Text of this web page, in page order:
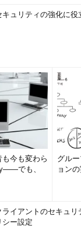
キュリティの強化に
今も変わら
でも、
グル
ョン
ライアントのセキュ
シー設定